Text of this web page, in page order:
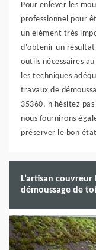
Pour enlever les
professionnel pour
un élément très
d'obtenir un résultat
outils nécessaires
les techniques
travaux de
35360, n'hésitez
nous fournirons
préserver le bon
L’artisan couvreur
démoussage de